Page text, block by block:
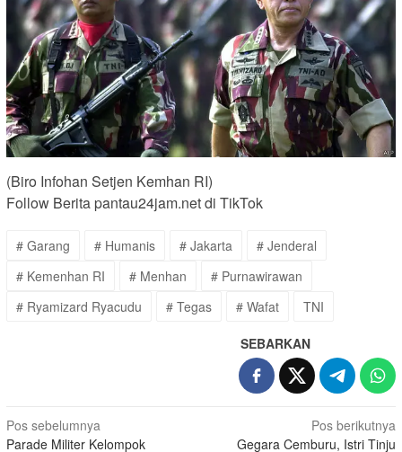
(Biro Infohan Setjen Kemhan RI)
Follow Berita pantau24jam.net di TikTok
# Garang # Humanis # Jakarta
# Jenderal
# Kemenhan RI
# Menhan
# Purnawirawan
# Ryamizard Ryacudu
# Tegas # Wafat TNI
SEBARKAN
Navigasi
Pos sebelumnya
Parade Militer Kelompok
Pos berikutnya
Gegara Cemburu, Istri Tinju